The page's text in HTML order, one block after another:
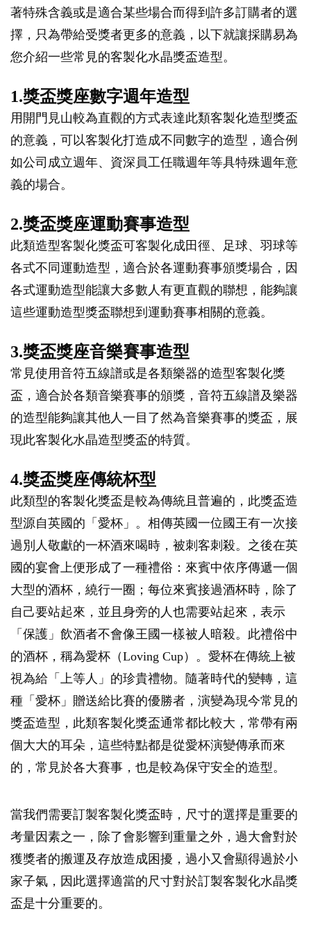
著特殊含義或是適合某些場合而得到許多訂購者的選
擇，只為帶給受獎者更多的意義，以下就讓採購易為
您介紹一些常見的客製化水晶獎盃造型。
1.獎盃獎座數字週年造型
用開門見山較為直觀的方式表達此類客製化造型獎盃
的意義，可以客製化打造成不同數字的造型，適合例
如公司成立週年、資深員工任職週年等具特殊週年意
義的場合。
2.獎盃獎座運動賽事造型
此類造型客製化獎盃可客製化成田徑、足球、羽球等
各式不同運動造型，適合於各運動賽事頒獎場合，因
各式運動造型能讓大多數人有更直觀的聯想，能夠讓
這些運動造型獎盃聯想到運動賽事相關的意義。
3.獎盃獎座音樂賽事造型
常見使用音符五線譜或是各類樂器的造型客製化獎
盃，適合於各類音樂賽事的頒獎，音符五線譜及樂器
的造型能夠讓其他人一目了然為音樂賽事的獎盃，展
現此客製化水晶造型獎盃的特質。
4.獎盃獎座傳統杯型
此類型的客製化獎盃是較為傳統且普遍的，此獎盃造
型源自英國的「愛杯」。相傳英國一位國王有一次接
過別人敬獻的一杯酒來喝時，被刺客刺殺。之後在英
國的宴會上便形成了一種禮俗：來賓中依序傳遞一個
大型的酒杯，繞行一圈；每位來賓接過酒杯時，除了
自己要站起來，並且身旁的人也需要站起來，表示
「保護」飲酒者不會像王國一樣被人暗殺。此禮俗中
的酒杯，稱為愛杯（Loving Cup）。愛杯在傳統上被
視為給「上等人」的珍貴禮物。隨著時代的變轉，這
種「愛杯」贈送給比賽的優勝者，演變為現今常見的
獎盃造型，此類客製化獎盃通常都比較大，常帶有兩
個大大的耳朵，這些特點都是從愛杯演變傳承而來
的，常見於各大賽事，也是較為保守安全的造型。
當我們需要訂製客製化獎盃時，尺寸的選擇是重要的
考量因素之一，除了會影響到重量之外，過大會對於
獲獎者的搬運及存放造成困擾，過小又會顯得過於小
家子氣，因此選擇適當的尺寸對於訂製客製化水晶獎
盃是十分重要的。